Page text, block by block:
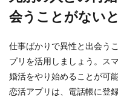
会うことがない
仕事ばかりで異性と出会う
プリを活用しましょう。ス
婚活をやり始めることが可能
恋活アプリは、電話帳に登